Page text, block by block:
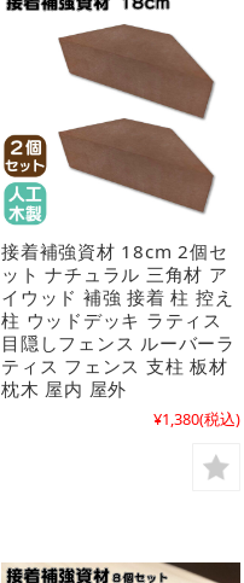
接着補強資材 18cm 2個セ
ット ナチュラル 三角材 ア
イウッド 補強 接着 柱 控え
柱 ウッドデッキ ラティス
目隠しフェンス ルーバーラ
ティス フェンス 支柱 板材
枕木 屋内 屋外
¥1,380(税込)